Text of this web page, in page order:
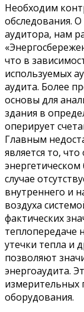
Необходим
обследования.
аудитора, нам
что в
используемых
аудита. Более
основы для
здания в
оперирует
Главным
является то,
случае
внутреннего и
воздуха
фактических
теплопередаче
утечки тепла и
позволяют
энергоаудита.
измерительных
оборудования.